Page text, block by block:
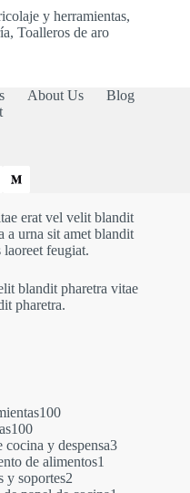
y herramientas,
,Toalleros de aro
About Us
Blog
erat vel velit blandit
a urna sit amet blandit
feugiat.
blandit pharetra vitae
pharetra.
100100
100100
productos
y despensa33
de alimentos1
y soportes22